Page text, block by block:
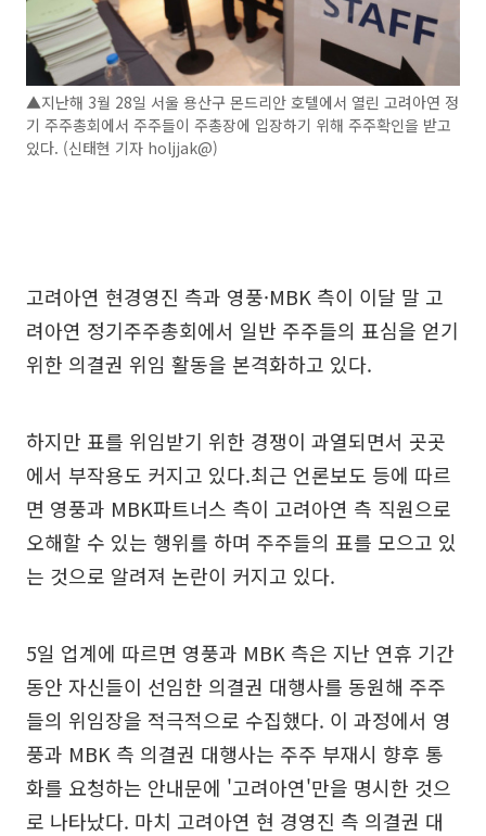
▲지난해 3월 28일 서울 용산구 몬드리안 호텔에서 열린 고려아연 정
기 주주총회에서 주주들이 주총장에 입장하기 위해 주주확인을 받고
있다. (신태현 기자 holjjak@)
고려아연 현경영진 측과 영풍·MBK 측이 이달 말 고
려아연 정기주주총회에서 일반 주주들의 표심을 얻기
위한 의결권 위임 활동을 본격화하고 있다.
하지만 표를 위임받기 위한 경쟁이 과열되면서 곳곳
에서 부작용도 커지고 있다.최근 언론보도 등에 따르
면 영풍과 MBK파트너스 측이 고려아연 측 직원으로
오해할 수 있는 행위를 하며 주주들의 표를 모으고 있
는 것으로 알려져 논란이 커지고 있다.
5일 업계에 따르면 영풍과 MBK 측은 지난 연휴 기간
동안 자신들이 선임한 의결권 대행사를 동원해 주주
들의 위임장을 적극적으로 수집했다. 이 과정에서 영
풍과 MBK 측 의결권 대행사는 주주 부재시 향후 통
화를 요청하는 안내문에 '고려아연'만을 명시한 것으
로 나타났다. 마치 고려아연 현 경영진 측 의결권 대